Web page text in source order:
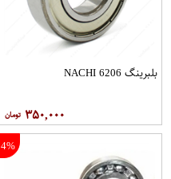
بلبرینگ 6206 NACHI
۳۵۰,۰۰۰
4%